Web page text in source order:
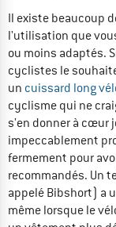
Il existe beaucoup
l'utilisation que
ou moins adaptés.
cyclistes le
un cuissard long
cyclisme qui ne
s'en donner à cœur
impeccablement
fermement pour
recommandés. Un
appelé Bibshort) a
même lorsque le